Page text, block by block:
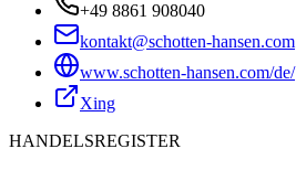
+49 8861 908040
kontakt@schotten-hansen.com
www.schotten-hansen.com/de/
Xing
HANDELSREGISTER